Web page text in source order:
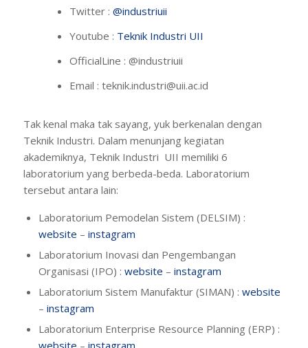
Twitter : @industriuii
Youtube : Teknik Industri UII
OfficialLine : @industriuii
Email : teknik.industri@uii.ac.id
Tak kenal maka tak sayang, yuk berkenalan dengan
Teknik Industri. Dalam menunjang kegiatan
akademiknya, Teknik Industri UII memiliki 6
laboratorium yang berbeda-beda. Laboratorium
tersebut antara lain:
Laboratorium Pemodelan Sistem (DELSIM) :
website – instagram
Laboratorium Inovasi dan Pengembangan
Organisasi (IPO) : website – instagram
Laboratorium Sistem Manufaktur (SIMAN) : website
– instagram
Laboratorium Enterprise Resource Planning (ERP) :
website – instagram